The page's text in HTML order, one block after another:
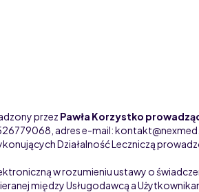
przez Pawła Korzystko
adres e-mail:
Działalność Leczniczą
w rozumieniu ustawy o
między Usługodawcą a